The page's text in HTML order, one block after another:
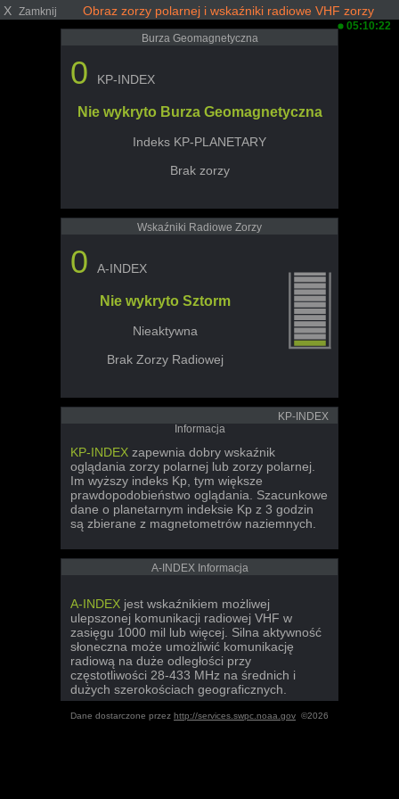
X Zamknij Obraz zorzy polarnej i wskaźniki radiowe VHF zorzy
05:10:22
Burza Geomagnetyczna
0 KP-INDEX
Nie wykryto Burza Geomagnetyczna
Indeks KP-PLANETARY
Brak zorzy
Wskaźniki Radiowe Zorzy
0 A-INDEX
Nie wykryto Sztorm
Nieaktywna
Brak Zorzy Radiowej
KP-INDEX
Informacja
KP-INDEX zapewnia dobry wskaźnik
oglądania zorzy polarnej lub zorzy polarnej.
Im wyższy indeks Kp, tym większe
prawdopodobieństwo oglądania. Szacunkowe
dane o planetarnym indeksie Kp z 3 godzin
są zbierane z magnetometrów naziemnych.
A-INDEX Informacja
A-INDEX jest wskaźnikiem możliwej
ulepszonej komunikacji radiowej VHF w
zasięgu 1000 mil lub więcej. Silna aktywność
słoneczna może umożliwić komunikację
radiową na duże odległości przy
częstotliwości 28-433 MHz na średnich i
dużych szerokościach geograficznych.
Dane dostarczone przez http://services.swpc.noaa.gov ©2026